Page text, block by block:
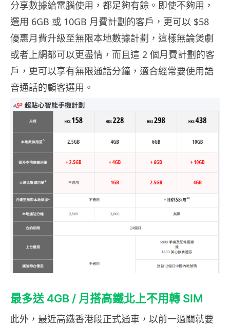
分享數據給電腦使用，都足夠有餘。即使不夠用，
選用 6GB 或 10GB 月費計劃的客戶，更可以 $58
優惠月費升級至無限本地數據計劃，這樣無論煲劇
或者上網都可以更盡情，而且這 2 個月費計劃的客
戶，更可以享有無限通話分鐘，適合經常要使用語
音通話的顧客選用。
最多送 4GB / 月搭高鐵北上不用轉 SIM
此外，最近高鐵香港段正式通車，以前一過關就要